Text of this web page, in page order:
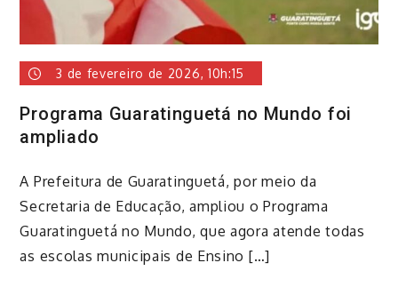
3 de fevereiro de 2026, 10h:15
Programa Guaratinguetá no Mundo foi
ampliado
A Prefeitura de Guaratinguetá, por meio da
Secretaria de Educação, ampliou o Programa
Guaratinguetá no Mundo, que agora atende todas
as escolas municipais de Ensino […]